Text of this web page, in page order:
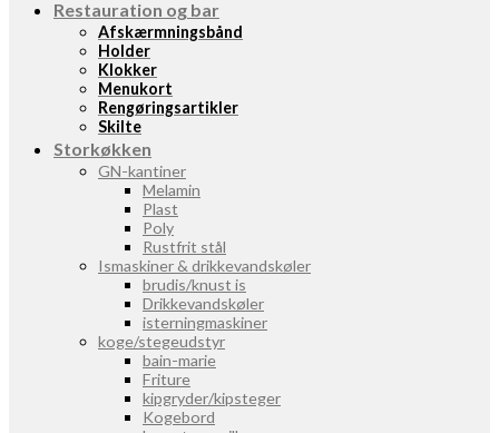
Restauration og bar
Afskærmningsbånd
Holder
Klokker
Menukort
Rengøringsartikler
Skilte
Storkøkken
GN-kantiner
Melamin
Plast
Poly
Rustfrit stål
Ismaskiner & drikkevandskøler
brudis/knust is
Drikkevandskøler
isterningmaskiner
koge/stegeudstyr
bain-marie
Friture
kipgryder/kipsteger
Kogebord